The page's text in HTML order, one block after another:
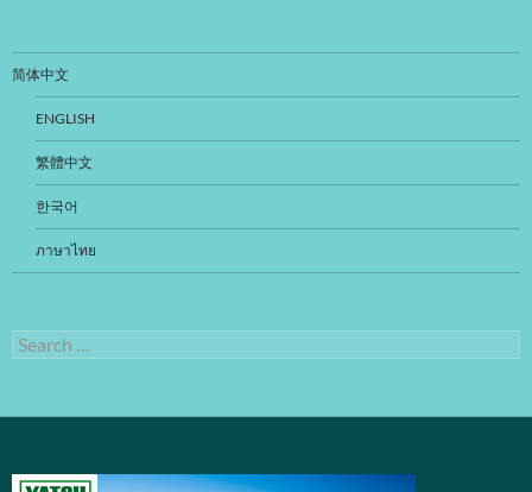
简体中文
ENGLISH
繁體中文
한국어
ภาษาไทย
Search
for: